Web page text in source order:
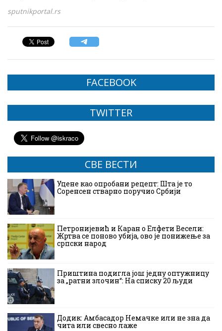
sputnikportal.rs
FACEBOOK
TWITTER
СВЕ ВЕСТИ
Уцене као опробани рецепт: Шта је то
Соренсен стварно поручио Србији
Петронијевић и Каран о Елфети Весели:
Жртва се поново убија, ово је понижење за
српски народ
Приштина подигла још једну оптужницу
за „ратни злочин“: На списку 20 људи
Додик: Амбасадор Немачке или не зна да
чита или свесно лаже